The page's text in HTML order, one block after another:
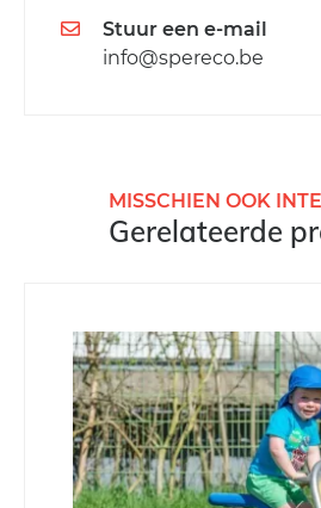
Stuur een e-mail
info@spereco.be
MISSCHIEN OOK
Gerelateerde